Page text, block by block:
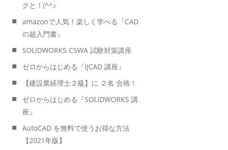
クと！(^^♪
amazonで人気！楽しく学べる『CAD
の超入門書』
SOLIDWORKS CSWA 試験対策講座
ゼロからはじめる『IJCAD 講座』
【建設業経理士２級】に ２名 合格！
ゼロからはじめる『SOLIDWORKS 講
座』
AutoCAD を無料で使うお得な方法
【2021年版】